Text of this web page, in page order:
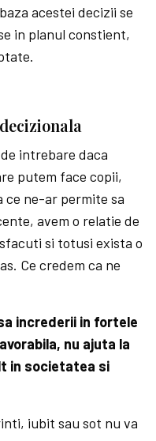
acestei decizii se
in planul constient,
intrebare daca
putem face copii,
ce ne-ar permite sa
avem o relatie de
si totusi exista o
Ce credem ca ne
increderii in fortele
nu ajuta la
in societatea si
iubit sau sot nu va